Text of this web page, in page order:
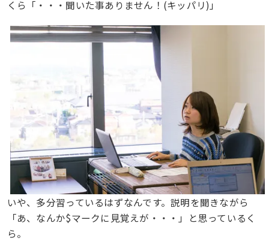
くら「・・・聞いた事ありません！(キッパリ)」
いや、多分習っているはずなんです。説明を聞きながら
「あ、なんか$マークに見覚えが・・・」と思っているく
ら。